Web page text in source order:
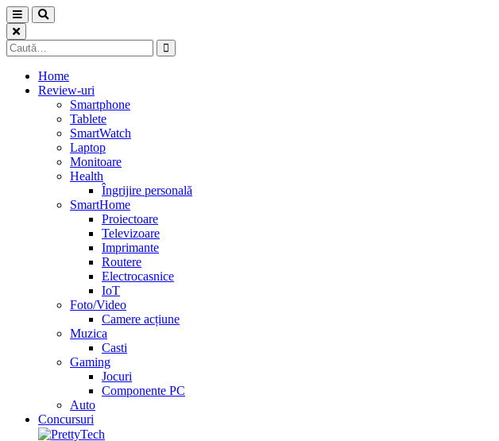
Skip
to
content
Caută
după:
Home
Review-uri
Smartphone
Tablete
SmartWatch
Laptop
Monitoare
Health
Îngrijire personală
SmartHome
Proiectoare
Televizoare
Imprimante
Routere
Electrocasnice
IoT
Foto/Video
Camere acțiune
Muzica
Casti
Gaming
Jocuri
Componente PC
Auto
Concursuri